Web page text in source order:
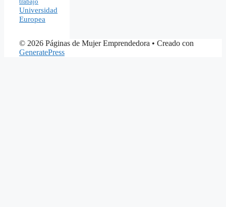
Universidad
Europea
© 2026 Páginas de Mujer Emprendedora • Creado con
GeneratePress